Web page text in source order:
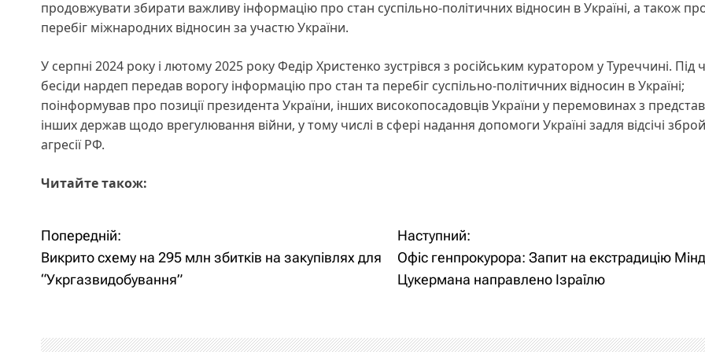
продовжувати збирати важливу інформацію про стан суспільно-політичних відносин в Україні, а також
перебіг міжнародних відносин за участю України.
У серпні 2024 року і лютому 2025 року Федір Христенко зустрівся з російським куратором у Туреччині. Під
бесіди нардеп передав ворогу інформацію про стан та перебіг суспільно-політичних відносин в Україні;
поінформував про позиції президента України, інших високопосадовців України у перемовинах з
інших держав щодо врегулювання війни, у тому числі в сфері надання допомоги Україні задля відсічі
агресії РФ.
Читайте також:
Н
а
і
Попередній:
Викрито схему на 295 млн збитків на закупівлях для
“Укргазвидобування”
Наступний:
Офіс генпрокурора: Запит на екстрадицію
Цукермана направлено Ізраїлю